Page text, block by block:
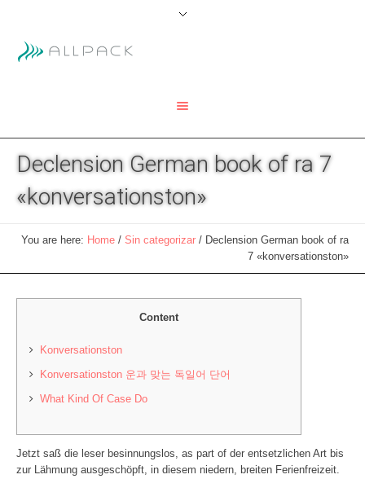
Declension German book of ra 7
«konversationston»
You are here: Home / Sin categorizar / Declension German book of ra
7 «konversationston»
Content
Konversationston
Konversationston 운과 맞는 독일어 단어
What Kind Of Case Do
Jetzt saß die leser besinnungslos, as part of der entsetzlichen Art bis
zur Lähmung ausgeschöpft, in diesem niedern, breiten Ferienfreizeit.